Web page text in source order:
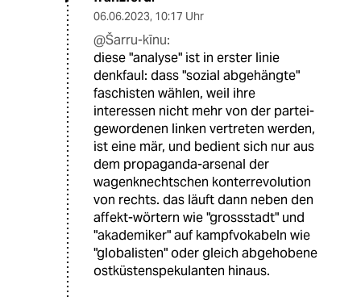
06.06.2023, 10:17 Uhr
@Šarru-kīnu:
diese "analyse" ist in erster linie
denkfaul: dass "sozial abgehängte"
faschisten wählen, weil ihre
interessen nicht mehr von der partei-
gewordenen linken vertreten werden,
ist eine mär, und bedient sich nur aus
dem propaganda-arsenal der
wagenknechtschen konterrevolution
von rechts. das läuft dann neben den
affekt-wörtern wie "grossstadt" und
"akademiker" auf kampfvokabeln wie
"globalisten" oder gleich abgehobene
ostküstenspekulanten hinaus.